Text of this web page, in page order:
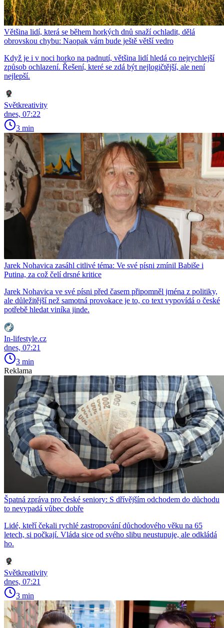
Většina lidí, která se během horkých dnů snaží ochladit, dělá
obrovskou chybu: Naopak vám bude ještě větší vedro
Když je i v noci horko na padnutí, většina lidí hledá co nejrychlejší
způsob ochlazení. Řešení, které se zdá být nejlogičtější, ale není
nejlepší.
Světkreativity
dnes, 07:22
3 min
Jarek Nohavica zasáhl citlivé téma: Ve své písni zmínil Babiše i
Putina, za což čelí drsné kritice
Jarek Nohavica ve své písni před časem připomněl jména z politiky,
ale důležitější než samotná provokace je to, co text vypovídá o české
potřebě hledat viníka jinde.
In-lifestyle.cz
dnes, 07:21
3 min
Reklama
Špatná zpráva pro české seniory: S dřívějším odchodem do důchodu
to nevypadá vůbec dobře
Lidé, kteří čekali rychlé zastropování důchodového věku na 65
letech, si počkají. Vláda sice od svého slibu neustupuje, ale odkládá
ho.
Světkreativity
dnes, 07:21
3 min